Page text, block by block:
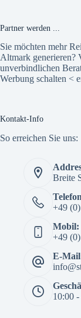
Partner werden ...
Sie möchten mehr
Altmark generieren?
unverbindlichen
Werbung schalten <
Kontakt-Info
So erreichen Sie uns:
Breite
+49
Mobil:
+49
E-
10:00